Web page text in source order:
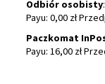
Odbiór osobisty:
Payu: 0,00 zł
Paczkomat
Payu: 16,00 zł